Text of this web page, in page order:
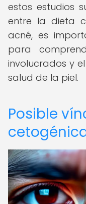
estos estudios
entre la dieta
acné, es
para
involucrados y
salud de la piel.
Posible